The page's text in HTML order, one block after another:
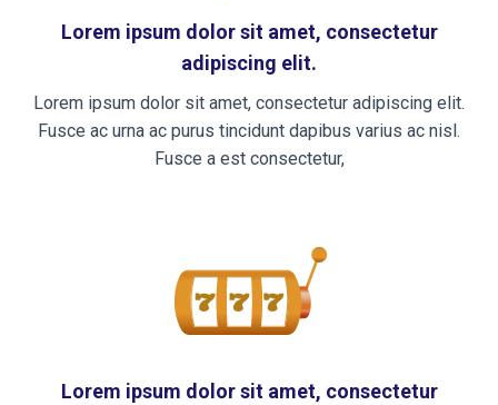
Lorem ipsum dolor sit amet, consectetur
adipiscing elit.
Lorem ipsum dolor sit amet, consectetur adipiscing elit.
Fusce ac urna ac purus tincidunt dapibus varius ac nisl.
Fusce a est consectetur,
Lorem ipsum dolor sit amet, consectetur